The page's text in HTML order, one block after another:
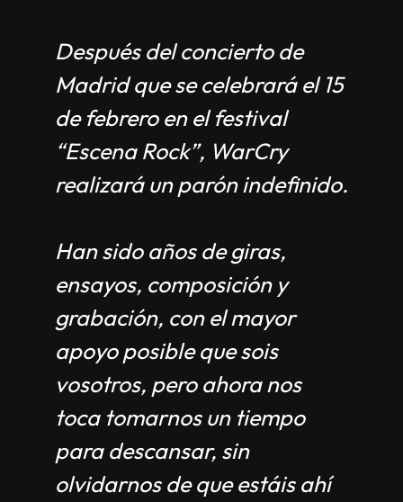
Después del concierto de
Madrid que se celebrará el 15
de febrero en el festival
“Escena Rock”, WarCry
realizará un parón indefinido.
Han sido años de giras,
ensayos, composición y
grabación, con el mayor
apoyo posible que sois
vosotros, pero ahora nos
toca tomarnos un tiempo
para descansar, sin
olvidarnos de que estáis ahí